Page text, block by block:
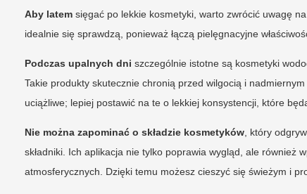
Aby latem sięgać po lekkie kosmetyki, warto zwrócić uwagę
idealnie się sprawdzą, ponieważ łączą pielęgnacyjne
Podczas upalnych dni szczególnie istotne są kosmetyki
Takie produkty skutecznie chronią przed wilgocią i
uciążliwe; lepiej postawić na te o lekkiej konsystencji, które
Nie można zapominać o składzie kosmetyków , który
składniki. Ich aplikacja nie tylko poprawia wygląd, ale również
atmosferycznych. Dzięki temu możesz cieszyć się świeżym i